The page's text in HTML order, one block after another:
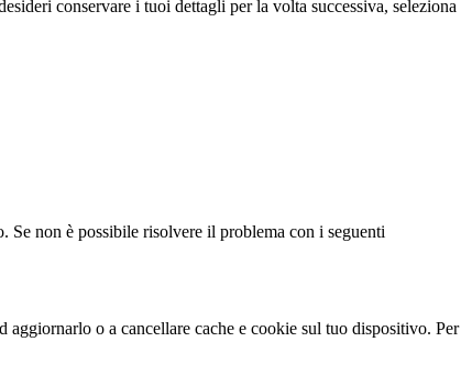
conservare i tuoi dettagli per la volta successiva, seleziona
Se non è possibile risolvere il problema con i seguenti
o a cancellare cache e cookie sul tuo dispositivo. Per